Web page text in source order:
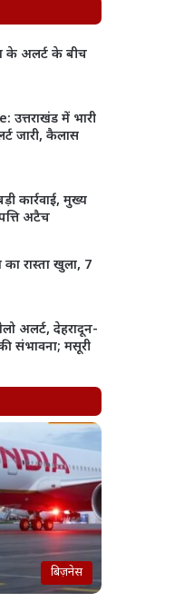
के अलर्ट के बीच
में भारी
जारी, कैलास
कार्रवाई, मुख्य
अटैच
रास्ता खुला, 7
अलर्ट, देहरादून-
संभावना; मसूरी
बिज़नेस